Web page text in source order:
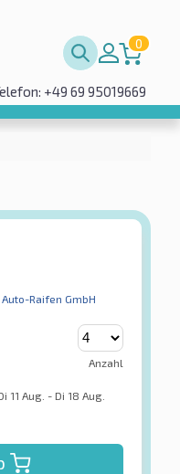
0
+49 69 95019669
Raifen GmbH
Anzahl
Aug. - Di 18 Aug.